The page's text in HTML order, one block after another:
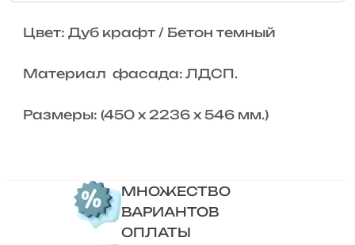
Цвет: Дуб крафт / Бетон темный
Материал фасада: ЛДСП.
Размеры: (450 х 2236 х 546 мм.)
МНОЖЕСТВО
ВАРИАНТОВ
ОПЛАТЫ